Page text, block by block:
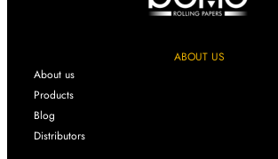
ABOUT US
About us
Products
Blog
Distributors